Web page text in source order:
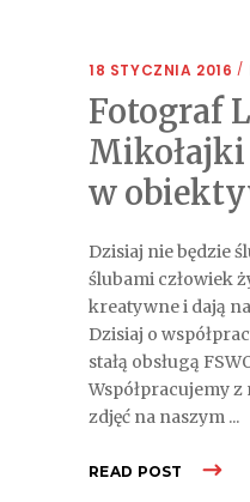
18 STYCZNIA 2016
Fotograf
Mikołajki
w
Dzisiaj nie będzie
ślubami człowiek
kreatywne i dają
Dzisiaj o
stałą obsługą
Współpracujemy
zdjęć na naszym
READ POST